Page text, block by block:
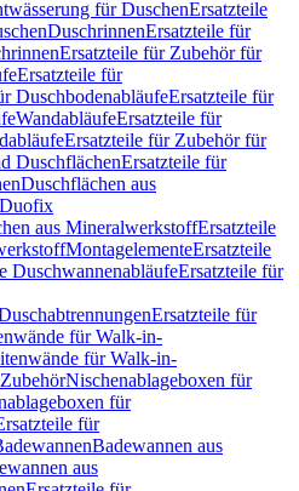
für DuschenErsatzteile
DuschrinnenErsatzteile für
Ersatzteile für Zubehör für
Ersatzteile für
DuschbodenabläufeErsatzteile für
WandabläufeErsatzteile für
Ersatzteile für Zubehör für
DuschflächenErsatzteile für
Duschflächen aus
aus MineralwerkstoffErsatzteile
MontagelementeErsatzteile
DuschwannenabläufeErsatzteile für
Ersatzteile für
für Walk-in-
für Walk-in-
Nischenablageboxen für
für
für
Badewannen aus
aus